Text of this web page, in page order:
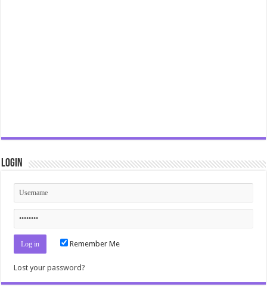
Login
Remember Me
Lost your password?